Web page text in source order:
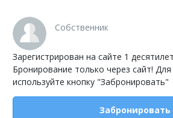
Собственник
Зарегистрирован на сайте 1
Бронирование только через сайт!
используйте кнопку "Забронировать"
Забронировать